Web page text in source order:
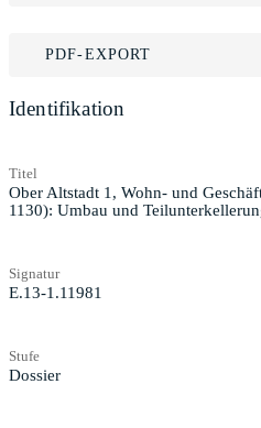
PDF-EXPORT
Identifikation
Titel
Ober Altstadt 1, Wohn- und
1130): Umbau und
Signatur
E.13-1.11981
Stufe
Dossier